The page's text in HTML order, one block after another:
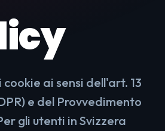
ai sensi dell'art. 13
e del Provvedimento
gli utenti in Svizzera